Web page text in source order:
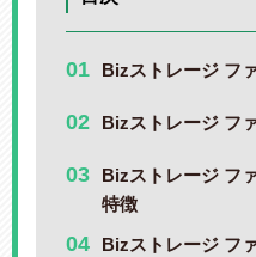
Bizストレージ フ
Bizストレージ フ
Bizストレージ フ
特徴
Bizストレージ フ